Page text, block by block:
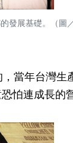
發展基礎。（圖
當年台灣生
怕連成長的